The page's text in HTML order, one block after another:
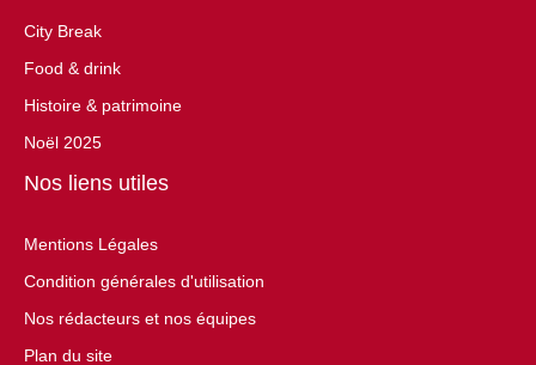
City Break
Food & drink
Histoire & patrimoine
Noël 2025
Nos liens utiles
Mentions Légales
Condition générales d'utilisation
Nos rédacteurs et nos équipes
Plan du site